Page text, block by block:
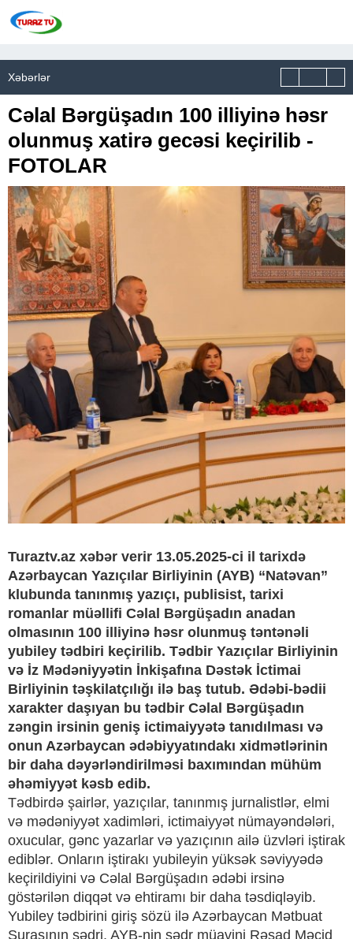
Xəbərlər
Cəlal Bərgüşadın 100 illiyinə həsr
olunmuş xatirə gecəsi keçirilib -
FOTOLAR
Turaztv.az xəbər verir 13.05.2025-ci il tarixdə
Azərbaycan Yazıçılar Birliyinin (AYB) “Natəvan”
klubunda tanınmış yazıçı, publisist, tarixi
romanlar müəllifi Cəlal Bərgüşadın anadan
olmasının 100 illiyinə həsr olunmuş təntənəli
yubiley tədbiri keçirilib. Tədbir Yazıçılar Birliyinin
və İz Mədəniyyətin İnkişafına Dəstək İctimai
Birliyinin təşkilatçılığı ilə baş tutub. Ədəbi-bədii
xarakter daşıyan bu tədbir Cəlal Bərgüşadın
zəngin irsinin geniş ictimaiyyətə tanıdılması və
onun Azərbaycan ədəbiyyatındakı xidmətlərinin
bir daha dəyərləndirilməsi baxımından mühüm
əhəmiyyət kəsb edib.
Tədbirdə şairlər, yazıçılar, tanınmış jurnalistlər, elmi
və mədəniyyət xadimləri, ictimaiyyət nümayəndələri,
oxucular, gənc yazarlar və yazıçının ailə üzvləri iştirak
ediblər. Onların iştirakı yubileyin yüksək səviyyədə
keçirildiyini və Cəlal Bərgüşadın ədəbi irsinə
göstərilən diqqət və ehtiramı bir daha təsdiqləyib.
Yubiley tədbirini giriş sözü ilə Azərbaycan Mətbuat
Şurasının sədri, AYB-nin sədr müavini Rəşad Məcid